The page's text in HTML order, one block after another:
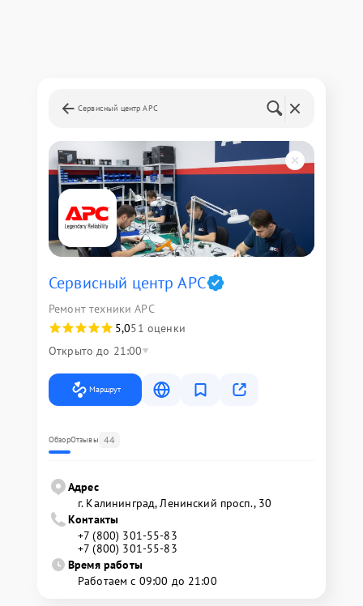
Сервисный центр APC
Сервисный центр APC
Ремонт техники APC
5,051 оценки
Открыто до 21:00
Маршрут
ОбзорОтзывы 44
Адрес
г. Калининград, Ленинский просп., 30
Контакты
+7 (800) 301-55-83
+7 (800) 301-55-83
Время работы
Работаем с 09:00 до 21:00